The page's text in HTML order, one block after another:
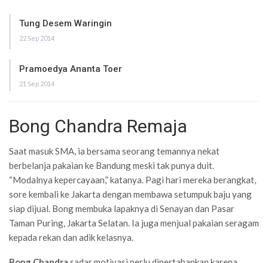
Tung Desem Waringin
22 Sep 2014
Pramoedya Ananta Toer
21 Sep 2014
Bong Chandra Remaja
Saat masuk SMA, ia bersama seorang temannya nekat
berbelanja pakaian ke Bandung meski tak punya duit.
“Modalnya kepercayaan,” katanya. Pagi hari mereka berangkat,
sore kembali ke Jakarta dengan membawa setumpuk baju yang
siap dijual. Bong membuka lapaknya di Senayan dan Pasar
Taman Puring, Jakarta Selatan. Ia juga menjual pakaian seragam
kepada rekan dan adik kelasnya.